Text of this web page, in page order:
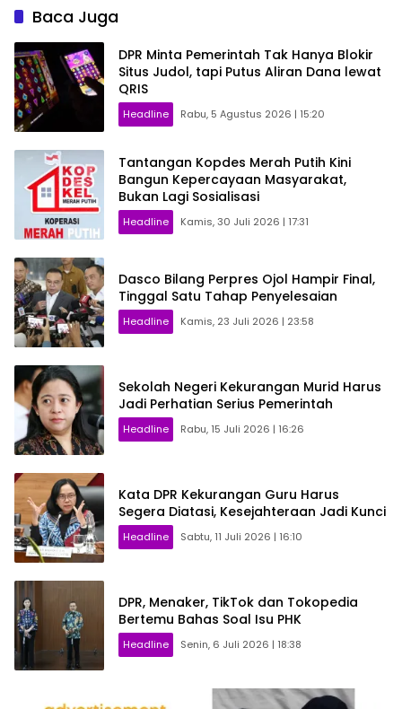
Baca Juga
DPR Minta Pemerintah Tak Hanya Blokir
Situs Judol, tapi Putus Aliran Dana lewat
QRIS
Headline Rabu, 5 Agustus 2026 | 15:20
Tantangan Kopdes Merah Putih Kini
Bangun Kepercayaan Masyarakat,
Bukan Lagi Sosialisasi
Headline Kamis, 30 Juli 2026 | 17:31
Dasco Bilang Perpres Ojol Hampir Final,
Tinggal Satu Tahap Penyelesaian
Headline Kamis, 23 Juli 2026 | 23:58
Sekolah Negeri Kekurangan Murid Harus
Jadi Perhatian Serius Pemerintah
Headline Rabu, 15 Juli 2026 | 16:26
Kata DPR Kekurangan Guru Harus
Segera Diatasi, Kesejahteraan Jadi Kunci
Headline Sabtu, 11 Juli 2026 | 16:10
DPR, Menaker, TikTok dan Tokopedia
Bertemu Bahas Soal Isu PHK
Headline Senin, 6 Juli 2026 | 18:38